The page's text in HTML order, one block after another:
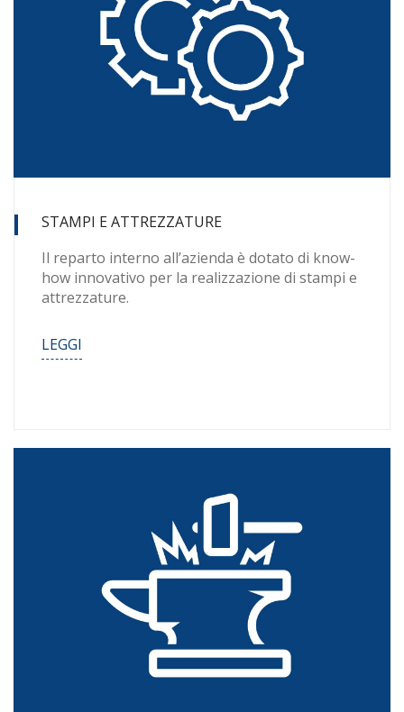
STAMPI E ATTREZZATURE
Il reparto interno all’azienda è dotato di know-
how innovativo per la realizzazione di stampi e
attrezzature.
LEGGI